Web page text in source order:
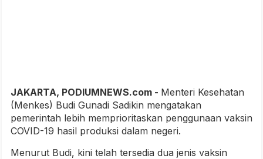
JAKARTA, PODIUMNEWS.com - Menteri Kesehatan
(Menkes) Budi Gunadi Sadikin mengatakan
pemerintah lebih memprioritaskan penggunaan vaksin
COVID-19 hasil produksi dalam negeri.
Menurut Budi, kini telah tersedia dua jenis vaksin